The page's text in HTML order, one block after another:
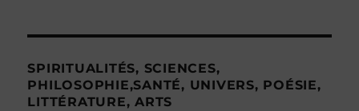
SPIRITUALITÉS, SCIENCES,
PHILOSOPHIE,SANTÉ, UNIVERS, POÉSIE,
LITTÉRATURE, ARTS